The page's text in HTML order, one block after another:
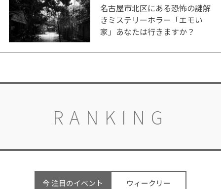
名古屋市北区にある恐怖の謎解
きミステリーホラー「エモい
家」あなたは行きますか？
RANKING
今 注目のイベント ウィークリー